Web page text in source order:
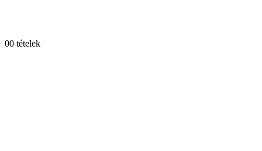
00 tételek